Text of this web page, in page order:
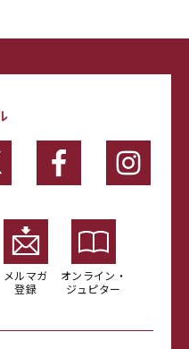
メルマガ
登録
オンライン・
ジュピター